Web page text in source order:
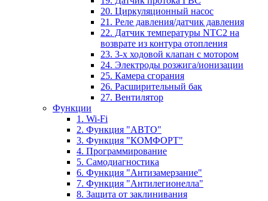
20. Циркуляционный насос
21. Реле давления/датчик давления
22. Датчик температуры NTC2 на
возврате из контура отопления
23. 3-х ходовой клапан с мотором
24. Электроды розжига/ионизации
25. Камера сгорания
26. Расширительный бак
27. Вентилятор
Функции
1. Wi-Fi
2. Функция "АВТО"
3. Функция "КОМФОРТ"
4. Программирование
5. Самодиагностика
6. Функция "Антизамерзание"
7. Функция "Антилегионелла"
8. Защита от заклинивания